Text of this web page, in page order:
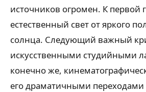
источников огромен. К первой
естественный свет от яркого
солнца. Следующий важный
искусственными студийными
конечно же,
его драматичными переходами